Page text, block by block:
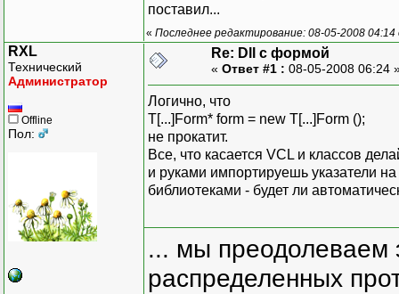
поставил...
« Последнее редактирование: 08-05-2008
RXL
Технический
Администратор
Offline
Пол:
Re: Dll с формой
« Ответ #1 : 08-05-2008 06:24
Логично, что
T[...]Form* form = new T[...]Form ();
не прокатит.
Все, что касается VCL и классов
и руками импортируешь указатели
библиотеками - будет ли
... мы преодолеваем
распределенных